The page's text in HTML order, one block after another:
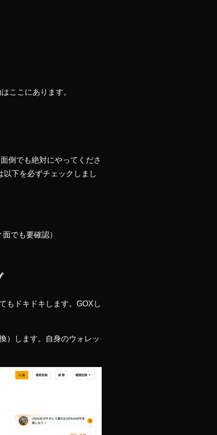
ここにあります。
倒でも絶対にやってくださ
下を必ずチェックしまし
でも要確認）
もドキドキします。GOXし
）します。自身のウォレッ